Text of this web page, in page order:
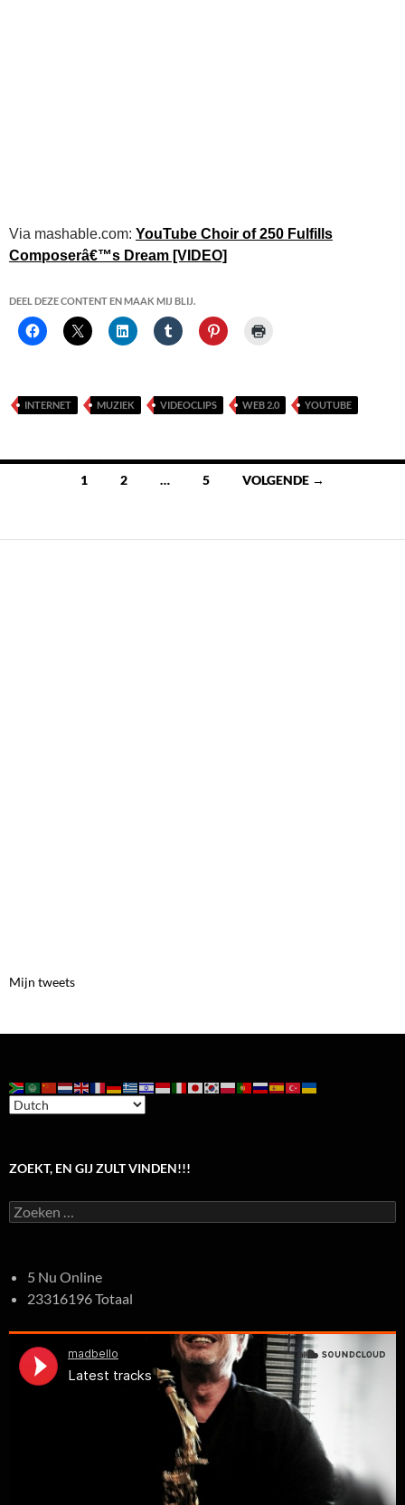
Via mashable.com: YouTube Choir of 250 Fulfills
Composerâ€™s Dream [VIDEO]
DEEL DEZE CONTENT EN MAAK MIJ BLIJ.
INTERNET MUZIEK VIDEOCLIPS WEB 2.0 YOUTUBE
Berichten
1 2 … 5 VOLGENDE →
Mijn tweets
ZOEKT, EN GIJ ZULT VINDEN!!!
Zoeken
naar:
5 Nu Online
23316196 Totaal